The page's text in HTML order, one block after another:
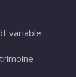
variable